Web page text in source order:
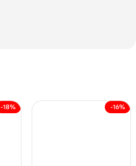
-18% -16%